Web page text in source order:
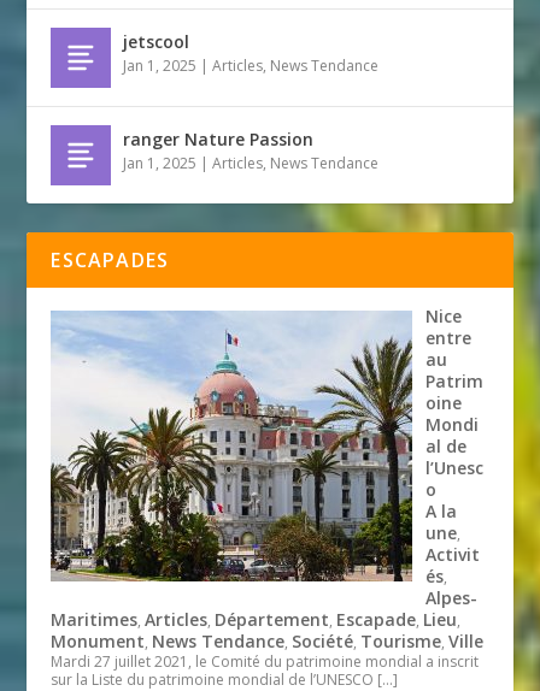
jetscool
Jan 1, 2025 |Articles, News Tendance
ranger Nature Passion
Jan 1, 2025 |Articles, News Tendance
ESCAPADES
Nice
entre
au
Patrim
oine
Mondi
al de
l’Unesc
o
A la
une,
Activit
és,
Alpes-
Maritimes,Articles, Département, Escapade, Lieu,
Monument, News Tendance, Société, Tourisme,Ville
Mardi 27 juillet 2021, le Comité du patrimoine mondial a inscrit
sur la Liste du patrimoine mondial de l’UNESCO […]